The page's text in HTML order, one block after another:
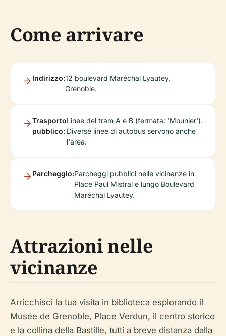
Come arrivare
Indirizzo:12 boulevard Maréchal Lyautey,
Grenoble.
Trasporto
pubblico:
Linee del tram A e B (fermata: 'Mounier').
Diverse linee di autobus servono anche
l'area.
Parcheggio:Parcheggi pubblici nelle vicinanze in
Place Paul Mistral e lungo Boulevard
Maréchal Lyautey.
Attrazioni nelle
vicinanze
Arricchisci la tua visita in biblioteca esplorando il
Musée de Grenoble, Place Verdun, il centro storico
e la collina della Bastille, tutti a breve distanza dalla